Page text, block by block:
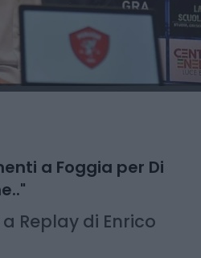
a Foggia per Di
Replay di Enrico